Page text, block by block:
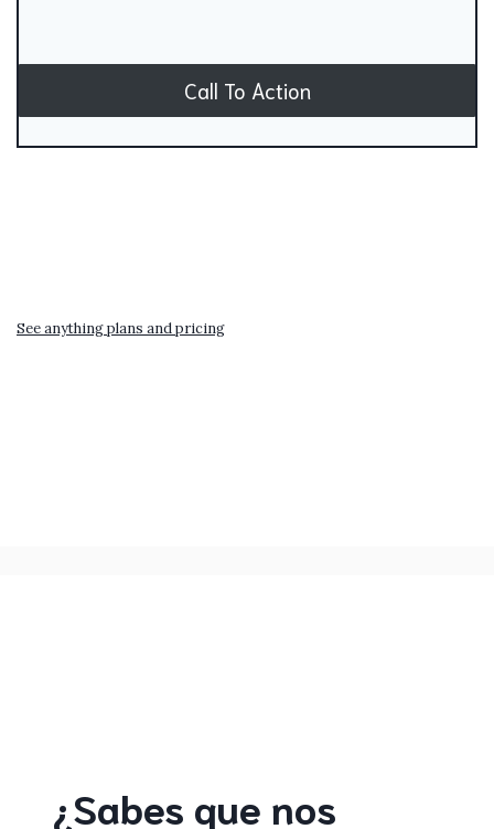
Call To Action
See anything plans and pricing
¿Sabes que nos